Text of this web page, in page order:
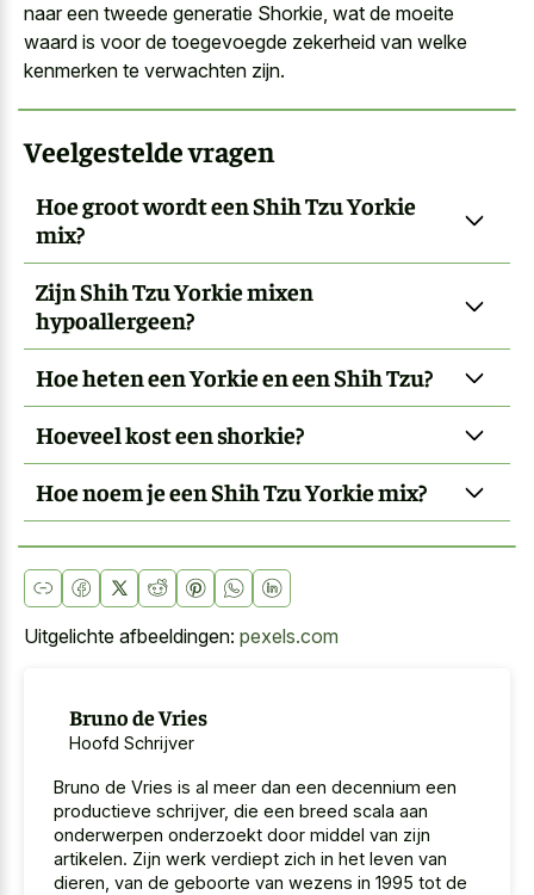
naar een tweede generatie Shorkie, wat de moeite
waard is voor de toegevoegde zekerheid van welke
kenmerken te verwachten zijn.
Veelgestelde vragen
Hoe groot wordt een Shih Tzu Yorkie
mix?
Zijn Shih Tzu Yorkie mixen
hypoallergeen?
Hoe heten een Yorkie en een Shih Tzu?
Hoeveel kost een shorkie?
Hoe noem je een Shih Tzu Yorkie mix?
Uitgelichte afbeeldingen: pexels.com
Bruno de Vries
Hoofd Schrijver
Bruno de Vries is al meer dan een decennium een
productieve schrijver, die een breed scala aan
onderwerpen onderzoekt door middel van zijn
artikelen. Zijn werk verdiept zich in het leven van
dieren, van de geboorte van wezens in 1995 tot de